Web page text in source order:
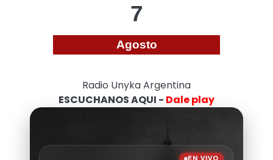
7
Agosto
Radio Unyka Argentina
ESCUCHANOS AQUI - Dale play